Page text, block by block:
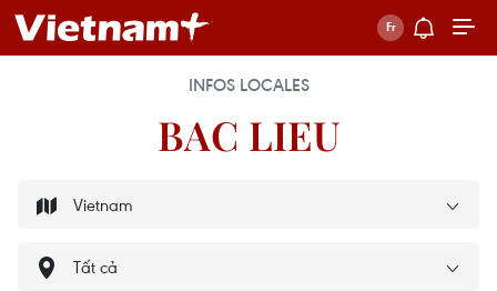
INFOS LOCALES
BAC LIEU